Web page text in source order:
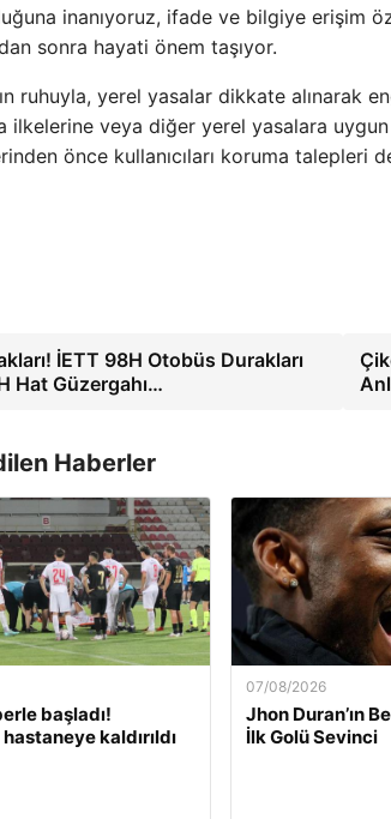
inanıyoruz, ifade ve bilgiye erişim
sonra hayati önem taşıyor.
ruhuyla, yerel yasalar dikkate alınarak
ilkelerine veya diğer yerel yasalara
önce kullanıcıları koruma
İETT 98H Otobüs Durakları
Hat Güzergahı…
Haberler
başladı!
kaldırıldı
07/08/2026
Jhon Duran’ın
İlk Golü Sevinci